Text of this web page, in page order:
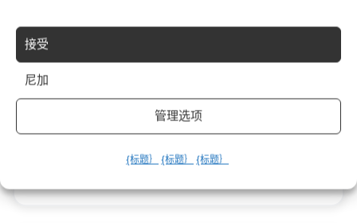
接受
尼加
管理选项
{标题｝ {标题｝ {标题｝
Windsurf e kitesurf in Italia: le spiagge
con il vento migliore
L’Italia è una destinazione sottovalutata per gli sport
del vento: 7.600 km di costa con esposizioni diverse,